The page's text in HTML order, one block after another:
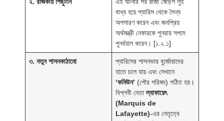
বাধ্য হয়ে প্যারিস থেকে সৈন্য
অপসারণ করেন এবং জনপ্রিয়
অর্থমন্ত্রী নেকারকে পুনরায় সপদে
পুনর্বহাল করেন। [১.২.১]
৩. নতুন শাসনকাঠামো
প্যারিসের শাসনভার বুর্জোয়াদের
হাতে চলে যায় এবং সেখানে
‘কমিউন’ (পৌর পরিষদ) গঠিত হয়।
বিপ্লবী নেতাল্যাফায়েৎ
(Marquis de
Lafayette)-এর নেতৃত্বে